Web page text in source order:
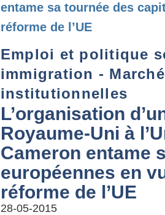
entame sa tournée des
réforme de l’UE
Emploi et politique
immigration -
institutionnelles
L’organisation
Royaume-Uni à
Cameron entame
européennes en
réforme de l’UE
28-05-2015